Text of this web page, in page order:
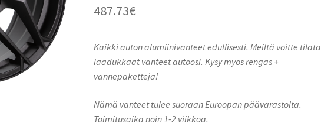
487.73€
Kaikki auton alumiinivanteet edullisesti. Meiltä voitte tilata
laadukkaat vanteet autoosi. Kysy myös rengas +
vannepaketteja!
Nämä vanteet tulee suoraan Euroopan päävarastolta.
Toimitusaika noin 1-2 viikkoa.